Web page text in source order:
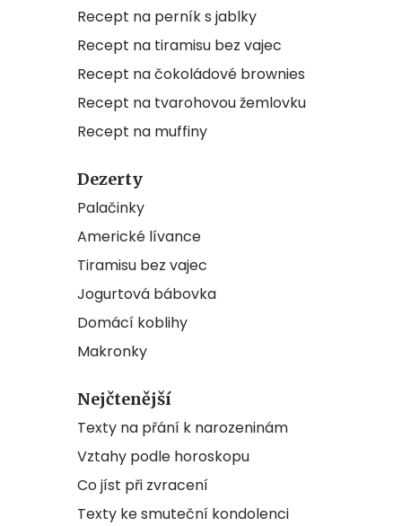
Recept na perník s jablky
Recept na tiramisu bez vajec
Recept na čokoládové brownies
Recept na tvarohovou žemlovku
Recept na muffiny
Dezerty
Palačinky
Americké lívance
Tiramisu bez vajec
Jogurtová bábovka
Domácí koblihy
Makronky
Nejčtenější
Texty na přání k narozeninám
Vztahy podle horoskopu
Co jíst při zvracení
Texty ke smuteční kondolenci